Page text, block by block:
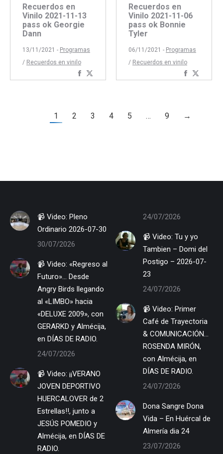
Recuerdos en
Vinilo 2021-11-13
pass ok Georgie
Dann
13/11/2021 - Programas
/ Recuerdos en vinilo
Compartir
Recuerdos en
Vinilo 2021-11-06
pass ok Bonnie
Tyler
06/11/2021 - Programas
/ Recuerdos en vinilo
Compartir
1 2 3 4 5 … 9 →
📹 Video: Pleno
Ordinario 2026-07-30
30/07/2026
📹 Video: «Regreso al
Futuro»… Desde
Angry Birds llegando
al «LIMBO» hacia
«DELUXE 2009», con
GERARKD y Almécija,
en DÍAS DE RADIO.
24/07/2026
📹 Video: ¡¡VERANO
JOVEN DEPORTIVO
HUERCALOVER de 2
Estrellas!!, junto a
JESÚS POMEDIO y
Almécija, en DÍAS DE
RADIO.
24/07/2026
📹 Video: Tu y yo
Tambien – Domi del
Postigo – 2026-07-
23
24/07/2026
📹 Video: Primer
Café de Trayectoria
& COMUNICACIÓN…
ROSENDA MIRÓN,
con Almécija, en
DÍAS DE RADIO.
24/07/2026
Dona Sangre Dona
Vida – En Huércal de
Almería dia 24
23/07/2026